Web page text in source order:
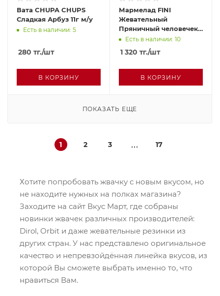
Вата CHUPA CHUPS
Сладкая Арбуз 11г м/у
Есть в наличии: 5
280 тг./шт
В КОРЗИНУ
Мармелад FINI
Жевательный
Пряничный человечек
90гЕсть в наличии: 10
1 320 тг./шт
В КОРЗИНУ
ПОКАЗАТЬ ЕЩЕ
1 2 3 17
Хотите попробовать жвачку с новым вкусом, но
не находите нужных на полках магазина?
Заходите на сайт Вкус Март, где собраны
новинки жвачек различных производителей:
Dirol, Orbit и даже жевательные резинки из
других стран. У нас представлено оригинальное
качество и непревзойдённая линейка вкусов, из
которой Вы сможете выбрать именно то, что
нравиться Вам.